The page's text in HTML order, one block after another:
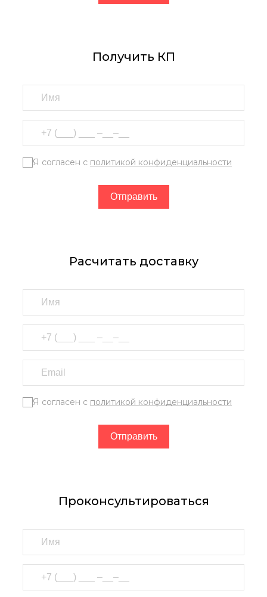
Получить КП
Я согласен с политикой конфиденциальности
Расчитать доставку
Я согласен с политикой конфиденциальности
Проконсультироваться